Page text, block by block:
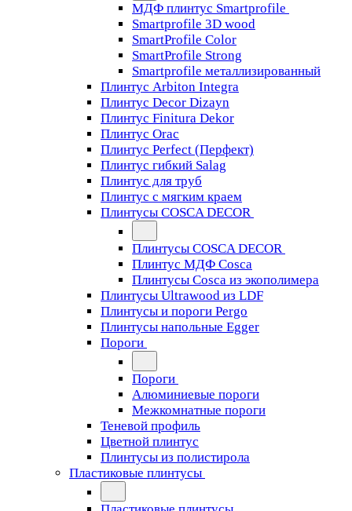
МДФ плинтус Smartprofile
Smartprofile 3D wood
SmartProfile Color
SmartProfile Strong
Smartprofile металлизированный
Плинтус Arbiton Integra
Плинтус Decor Dizayn
Плинтус Finitura Dekor
Плинтус Orac
Плинтус Perfect (Перфект)
Плинтус гибкий Salag
Плинтус для труб
Плинтус с мягким краем
Плинтусы COSCA DECOR
Плинтусы COSCA DECOR
Плинтус МДФ Cosca
Плинтусы Cosca из экополимера
Плинтусы Ultrawood из LDF
Плинтусы и пороги Pergo
Плинтусы напольные Egger
Пороги
Пороги
Алюминиевые пороги
Межкомнатные пороги
Теневой профиль
Цветной плинтус
Плинтусы из полистирола
Пластиковые плинтусы